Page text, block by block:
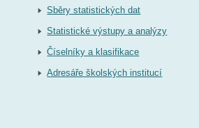
Sběry statistických dat
Statistické výstupy a analýzy
Číselníky a klasifikace
Adresáře školských institucí